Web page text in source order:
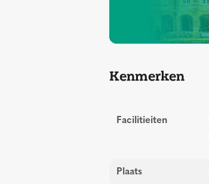
Kenmerken
Facilitieiten
Plaats